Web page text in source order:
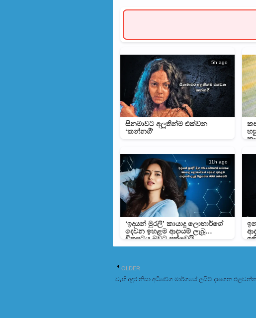
5h ago
සිනමාවට අලුතින්ම එක්වන
‘කන්නගී’
11h ago
‘ඉදයන් මුරලි’ කායාදු ලොහාර්ගේ
දෙවන ඉහළම ආදායම් ලැබූ
චිත්‍රපටය බවට පත්වෙයි
OLDER
වැහි අ‍ඳුර නිසා අධිවේග මාර්ගයේ ලයිට් දාගෙන